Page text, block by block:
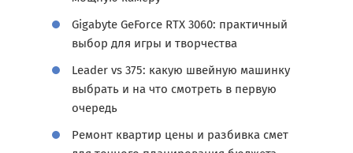
Gigabyte GeForce RTX 3060: практичный
выбор для игры и творчества
Leader vs 375: какую швейную машинку
выбрать и на что смотреть в первую
очередь
Ремонт квартир цены и разбивка смет